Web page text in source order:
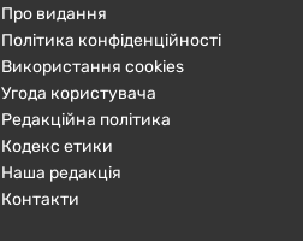
Про видання
Політика конфіденційності
Використання cookies
Угода користувача
Редакційна політика
Кодекс етики
Наша редакція
Контакти